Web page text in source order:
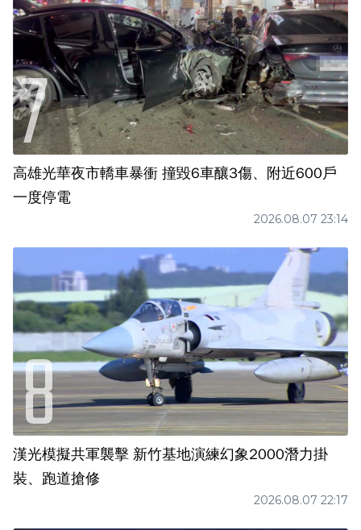
高雄光華夜市轎車暴衝 撞毀6車釀3傷、附近600戶
一度停電
2026.08.07 23:14
漢光模擬共軍襲擊 新竹基地演練幻象2000潛力掛
裝、跑道搶修
2026.08.07 22:17